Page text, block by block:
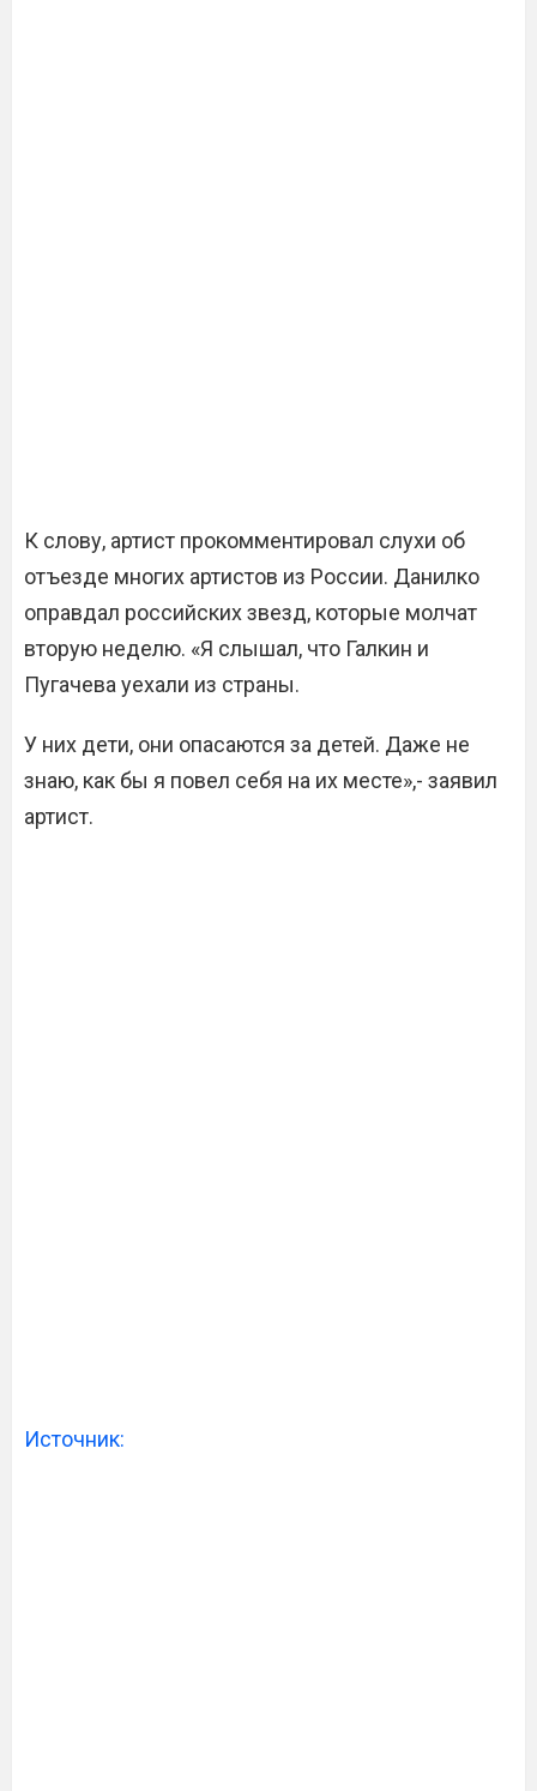
К слову, артист прокомментировал слухи об
отъезде многих артистов из России. Данилко
оправдал российских звезд, которые молчат
вторую неделю. «Я слышал, что Галкин и
Пугачева уехали из страны.
У них дети, они опасаются за детей. Даже не
знаю, как бы я повел себя на их месте»,- заявил
артист.
Источник: